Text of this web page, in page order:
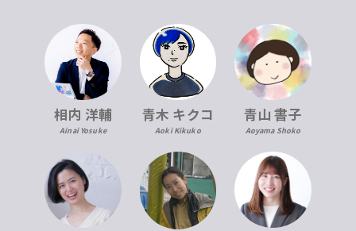
相内 洋輔
Ainai Yosuke
青木 キクコ
Aoki Kikuko
青山 書子
Aoyama Shoko